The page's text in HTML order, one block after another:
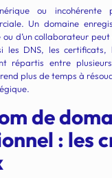
ou
Un domaine
d’un collaborateur
les DNS, les certificats,
répartis entre
plus de temps à
de
: les